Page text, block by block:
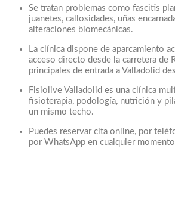
Se tratan problemas como fascitis
juanetes, callosidades, uñas
alteraciones biomecánicas.
La clínica dispone de aparcamiento
acceso directo desde la carretera de
principales de entrada a Valladolid
Fisiolive Valladolid es una clínica
fisioterapia, podología, nutrición y
un mismo techo.
Puedes reservar cita online, por
por WhatsApp en cualquier